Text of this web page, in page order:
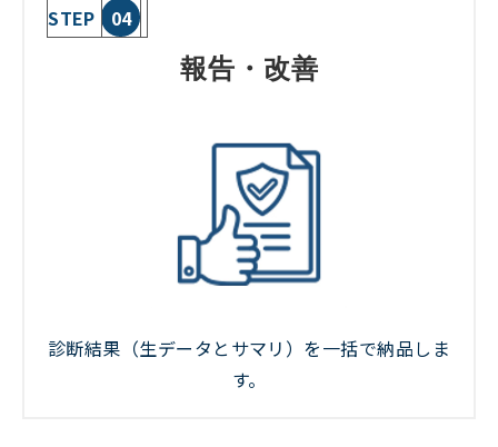
STEP 04
報告・改善
診断結果（生データとサマリ）を一括で納品しま
す。